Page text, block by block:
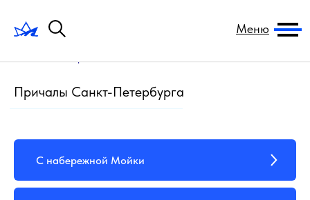
Меню
Причалы Санкт-Петербурга
С набережной Мойки